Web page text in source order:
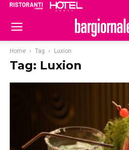
Home Tag Luxion
Tag: Luxion